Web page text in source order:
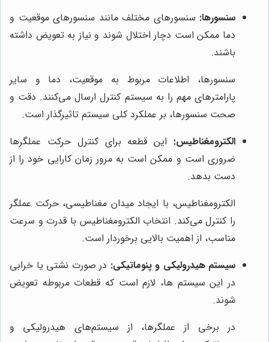
سنسورها: سنسورهای مختلف مانند سنسورهای موقعیت و
دما ممکن است دچار اختلال شوند و نیاز به تعویض داشته
باشند.
سنسورها، اطلاعات مربوط به موقعیت، دما و سایر
پارامترهای مهم را به سیستم کنترل ارسال می‌کنند. دقت و
صحت سنسورها، بر عملکرد کلی سیستم تاثیرگذار است.
الکترومغناطیس: این قطعه برای کنترل حرکت عملگرها
ضروری است و ممکن است به مرور زمان کارایی خود را از
دست بدهد.
الکترومغناطیس، با ایجاد میدان مغناطیسی، حرکت عملگر
را کنترل می‌کند. انتخاب الکترومغناطیس با قدرت و سرعت
مناسب، از اهمیت بالایی برخوردار است.
سیستم هیدرولیکی و پنوماتیکی: در صورت نشتی یا خرابی
در این سیستم ها، لازم است که قطعات مربوطه تعویض
شوند.
در برخی از عملگرها، از سیستم‌های هیدرولیکی و